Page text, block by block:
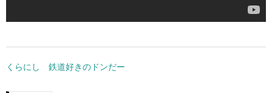
くらにし 鉄道好きのドンだー